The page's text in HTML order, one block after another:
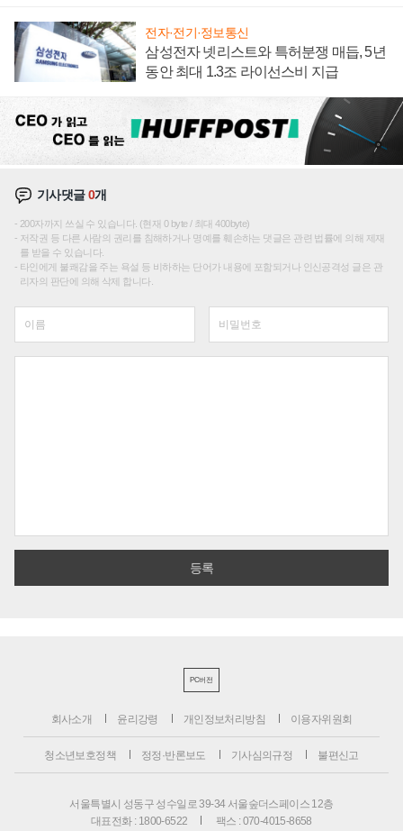
전자·전기·정보통신
삼성전자 넷리스트와 특허분쟁 매듭, 5년
동안 최대 1.3조 라이선스비 지급
기사댓글0개
200자까지 쓰실 수 있습니다. (현재 0 byte / 최대 400byte)
저작권 등 다른 사람의 권리를 침해하거나 명예를 훼손하는 댓글은 관련 법률에 의해 제재
를 받을 수 있습니다.
타인에게 불쾌감을 주는 욕설 등 비하하는 단어가 내용에 포함되거나 인신공격성 글은 관
리자의 판단에 의해 삭제 합니다.
PC버전
회사소개 윤리강령 개인정보처리방침 이용자위원회
청소년보호정책 정정·반론보도 기사심의규정 불편신고
서울특별시 성동구 성수일로 39-34 서울숲더스페이스 12층
대표전화 : 1800-6522
팩스 : 070-4015-8658